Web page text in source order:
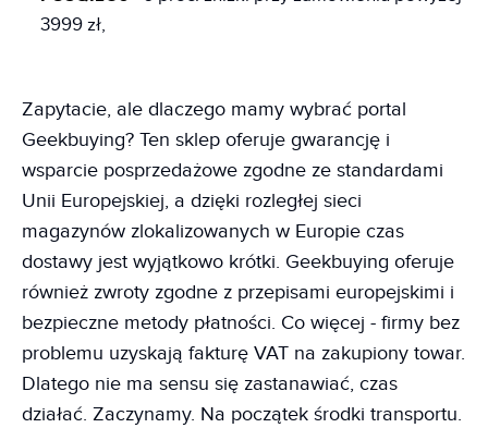
3999 zł,
Zapytacie, ale dlaczego mamy wybrać portal
Geekbuying? Ten sklep oferuje gwarancję i
wsparcie posprzedażowe zgodne ze standardami
Unii Europejskiej, a dzięki rozległej sieci
magazynów zlokalizowanych w Europie czas
dostawy jest wyjątkowo krótki. Geekbuying oferuje
również zwroty zgodne z przepisami europejskimi i
bezpieczne metody płatności. Co więcej - firmy bez
problemu uzyskają fakturę VAT na zakupiony towar.
Dlatego nie ma sensu się zastanawiać, czas
działać. Zaczynamy. Na początek środki transportu.